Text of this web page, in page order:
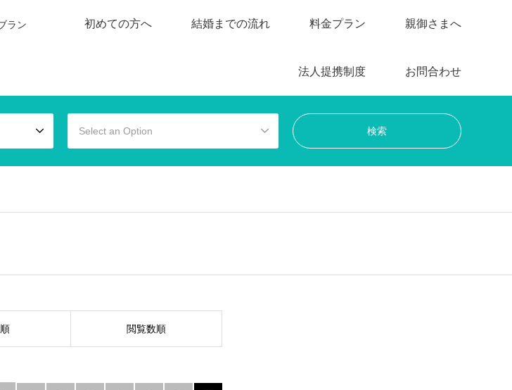
ラン 初めての方へ 結婚までの流れ 料金プラン 親御さまへ
法人提携制度 お問合わせ
Select an Option
閲覧数順